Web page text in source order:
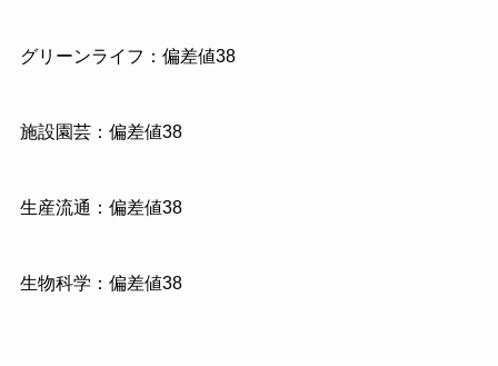
グリーンライフ：偏差値38
施設園芸：偏差値38
生産流通：偏差値38
生物科学：偏差値38